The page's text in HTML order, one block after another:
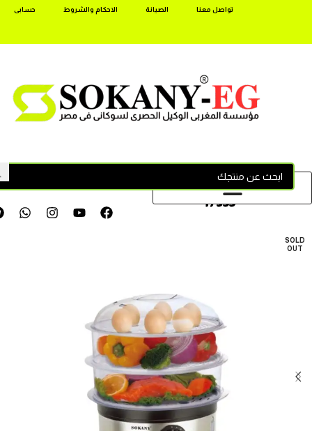
تواصل معنا الصيانة الاحكام والشروط حسابى
17355
SOLD
OUT